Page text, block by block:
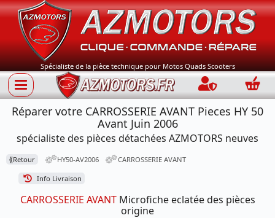
Spécialiste de la pièce technique pour Motos Quads Scooters
Connection
Réparer votre CARROSSERIE AVANT Pieces HY 50
Avant Juin 2006
spécialiste des pièces détachées AZMOTORS neuves
⟪Retour HY50-AV2006 CARROSSERIE AVANT
Info Livraison
CARROSSERIE AVANTMicrofiche eclatée des pièces
origine